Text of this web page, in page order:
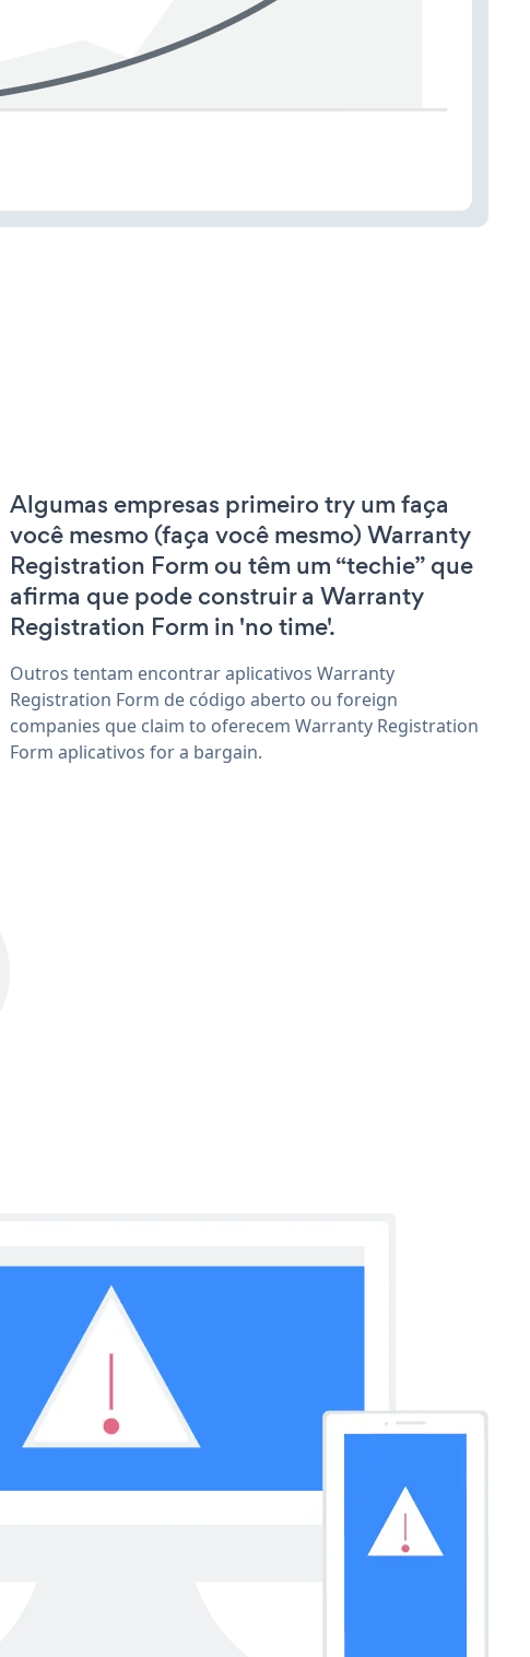
Algumas empresas primeiro try um faça
você mesmo (faça você mesmo) Warranty
Registration Form ou têm um “techie” que
afirma que pode construir a Warranty
Registration Form in 'no time'.
Outros tentam encontrar aplicativos Warranty
Registration Form de código aberto ou foreign
companies que claim to oferecem Warranty Registration
Form aplicativos for a bargain.